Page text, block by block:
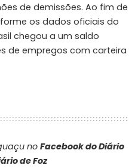
de demissões. Ao fim de
os dados oficiais do
chegou a um saldo
de empregos com carteira
no Facebook do Diário
de Foz